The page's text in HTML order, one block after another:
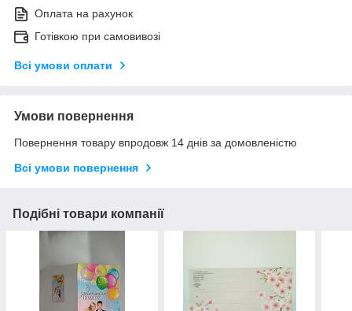
Оплата на рахунок
Готівкою при самовивозі
Всі умови оплати
Умови повернення
Повернення товару впродовж 14 днів за домовленістю
Всі умови повернення
Подібні товари компанії